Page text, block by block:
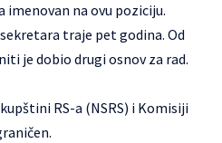
imenovan na ovu poziciju.
traje pet godina. Od
je dobio drugi osnov za rad.
RS-a (NSRS) i Komisiji